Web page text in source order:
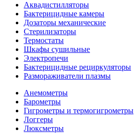
Аквадистилляторы
Бактерицидные камеры
Дозаторы механические
Стерилизаторы
Термостаты
Шкафы сушильные
Электропечи
Бактерицидные рециркуляторы
Размораживатели плазмы
Анемометры
Барометры
Гигрометры и термогигрометры
Логгеры
Люксметры